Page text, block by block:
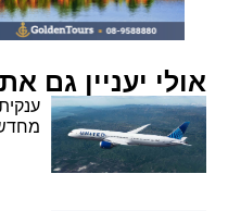
אולי יעניין גם
ענקית
מחדשת